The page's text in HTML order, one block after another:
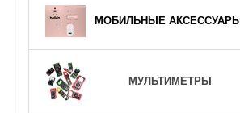
МОБИЛЬНЫЕ АКСЕССУАРЫ
МУЛЬТИМЕТРЫ